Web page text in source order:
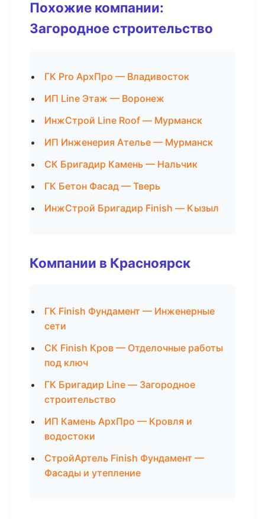
Похожие компании:
Загородное строительство
ГК Pro АрхПро — Владивосток
ИП Line Этаж — Воронеж
ИнжСтрой Line Roof — Мурманск
ИП Инженерия Ателье — Мурманск
СК Бригадир Камень — Нальчик
ГК Бетон Фасад — Тверь
ИнжСтрой Бригадир Finish — Кызыл
Компании в Красноярск
ГК Finish Фундамент — Инженерные
сети
СК Finish Кров — Отделочные работы
под ключ
ГК Бригадир Line — Загородное
строительство
ИП Камень АрхПро — Кровля и
водостоки
СтройАртель Finish Фундамент —
Фасады и утепление